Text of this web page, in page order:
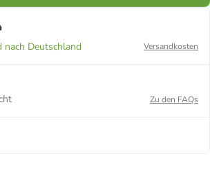
nach Deutschland
Versandkosten
Zu den FAQs